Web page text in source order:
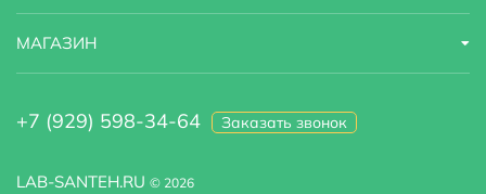
LAB-SANTEH.RU © 2026
МАГАЗИН
+7 (929) 598-34-64 Заказать звонок